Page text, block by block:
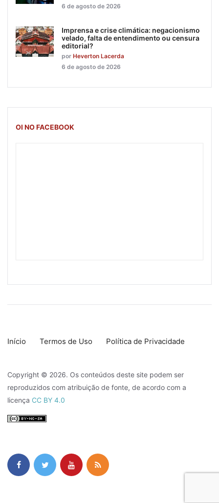
6 de agosto de 2026
Imprensa e crise climática: negacionismo
velado, falta de entendimento ou censura
editorial?
por Heverton Lacerda
6 de agosto de 2026
OI NO FACEBOOK
Início Termos de Uso Política de Privacidade
Copyright © 2026. Os conteúdos deste site podem ser
reproduzidos com atribuição de fonte, de acordo com a
licença CC BY 4.0